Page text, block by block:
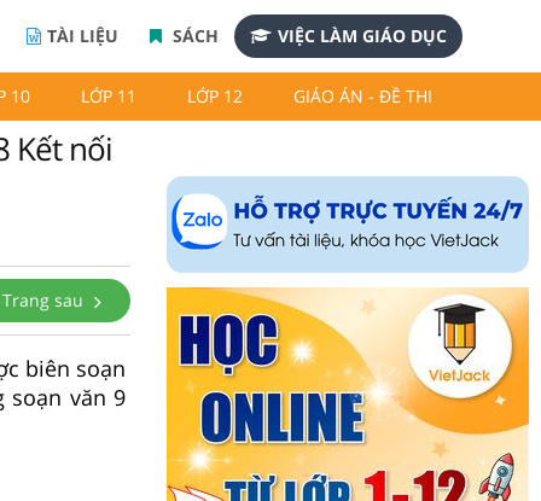
TÀI LIỆU SÁCH VIỆC LÀM GIÁO DỤC
10 LỚP 11 LỚP 12 GIÁO ÁN - ĐỀ THI
Kết nối
Trang sau
biên soạn
soạn văn 9